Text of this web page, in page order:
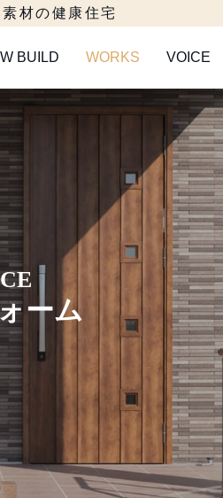
材の健康住宅
BUILD WORKS VOICE
ーム